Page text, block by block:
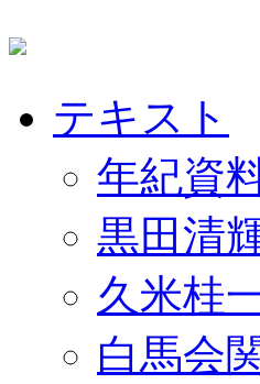
テキスト
年紀資
黒田清
久米桂
白馬会